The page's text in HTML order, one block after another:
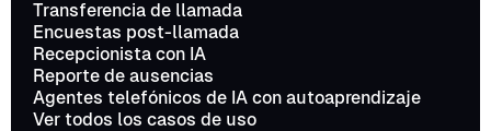
Transferencia de llamada
Encuestas post-llamada
Recepcionista con IA
Reporte de ausencias
Agentes telefónicos de IA con autoaprendizaje
Ver todos los casos de uso